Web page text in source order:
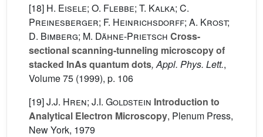
[18] H. Eisele; O. Flebbe; T. Kalka; C.
Preinesberger; F. Heinrichsdorff; A. Krost;
D. Bimberg; M. Dähne-Prietsch Cross-
sectional scanning-tunneling microscopy of
stacked InAs quantum dots, Appl. Phys. Lett.,
Volume 75 (1999), p. 106
[19]J.J. Hren; J.I. Goldstein Introduction to
Analytical Electron Microscopy, Plenum Press,
New York, 1979